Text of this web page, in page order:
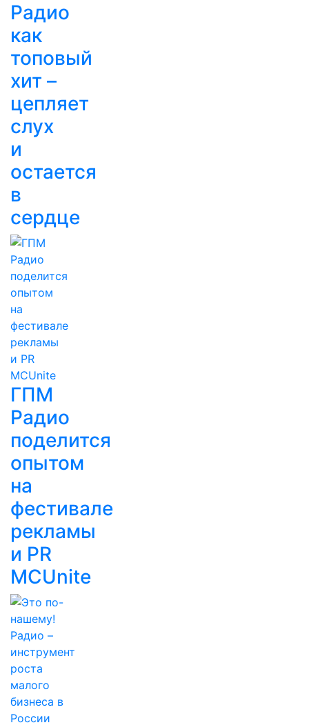
Радио
как
топовый
хит –
цепляет
слух
и
остается
в
сердце
ГПМ
Радио
поделится
опытом
на
фестивале
рекламы
и PR
MCUnite